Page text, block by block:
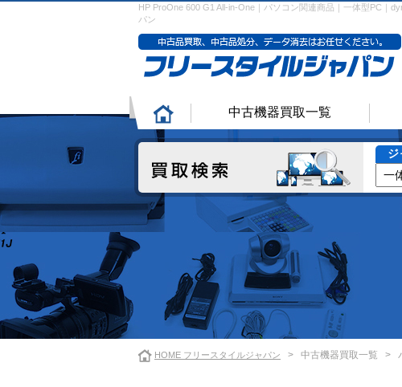
HP ProOne 600 G1 All-in-One｜パソコン関連商品｜一体型PC｜
パン
中古機器買取一覧
ジ
HOME フリースタイルジャパン > 中古機器買取一覧 >